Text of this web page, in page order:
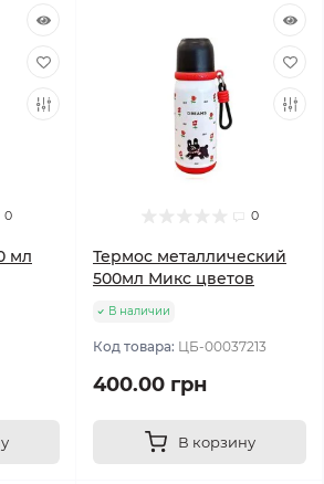
0
мл
0
Термос металлический
500мл Микс цветов
В наличии
Код товара: ЦБ-00037213
400.00 грн
В корзину